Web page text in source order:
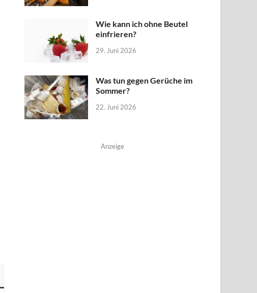
Wie kann ich ohne Beutel
einfrieren?
29. Juni 2026
Was tun gegen Gerüche im
Sommer?
22. Juni 2026
Anzeige